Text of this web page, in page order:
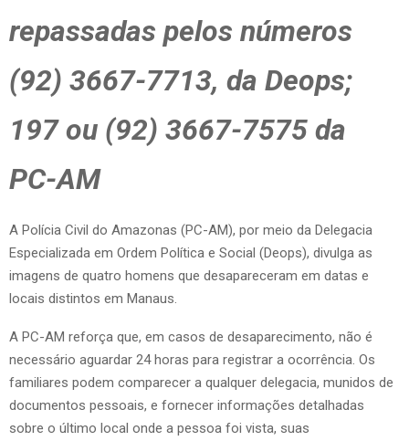
repassadas pelos números
(92) 3667-7713, da Deops;
197 ou (92) 3667-7575 da
PC-AM
A Polícia Civil do Amazonas (PC-AM), por meio da Delegacia
Especializada em Ordem Política e Social (Deops), divulga as
imagens de quatro homens que desapareceram em datas e
locais distintos em Manaus.
A PC-AM reforça que, em casos de desaparecimento, não é
necessário aguardar 24 horas para registrar a ocorrência. Os
familiares podem comparecer a qualquer delegacia, munidos de
documentos pessoais, e fornecer informações detalhadas
sobre o último local onde a pessoa foi vista, suas